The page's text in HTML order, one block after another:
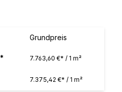
Grundpreis
7.763,60 €* / 1 m²
7.375,42 €* / 1 m²